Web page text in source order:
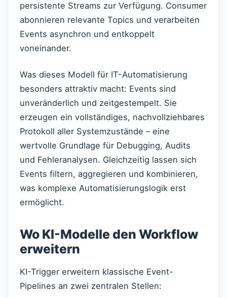
persistente Streams zur Verfügung. Consumer
abonnieren relevante Topics und verarbeiten
Events asynchron und entkoppelt
voneinander.
Was dieses Modell für IT-Automatisierung
besonders attraktiv macht: Events sind
unveränderlich und zeitgestempelt. Sie
erzeugen ein vollständiges, nachvollziehbares
Protokoll aller Systemzustände – eine
wertvolle Grundlage für Debugging, Audits
und Fehleranalysen. Gleichzeitig lassen sich
Events filtern, aggregieren und kombinieren,
was komplexe Automatisierungslogik erst
ermöglicht.
Wo KI-Modelle den Workflow
erweitern
KI-Trigger erweitern klassische Event-
Pipelines an zwei zentralen Stellen: